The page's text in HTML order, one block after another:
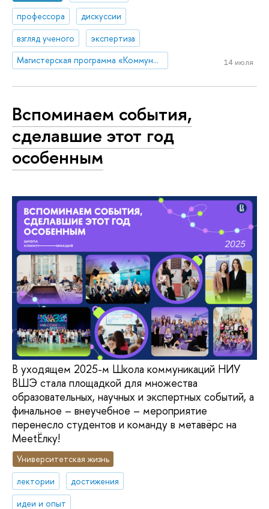
профессора
дискуссии
взгляд ученого
экспертиза
Магистерская программа «Коммуникации в государственных структурах и НКО»
14 июля
Вспоминаем события,
сделавшие этот год
особенным
В уходящем 2025-м Школа коммуникаций НИУ
ВШЭ стала площадкой для множества
образовательных, научных и экспертных событий, а
финальное – внеучебное – мероприятие
перенесло студентов и команду в метавёрс на
MeetЁлку!
Университетская жизнь
лектории
достижения
идеи и опыт